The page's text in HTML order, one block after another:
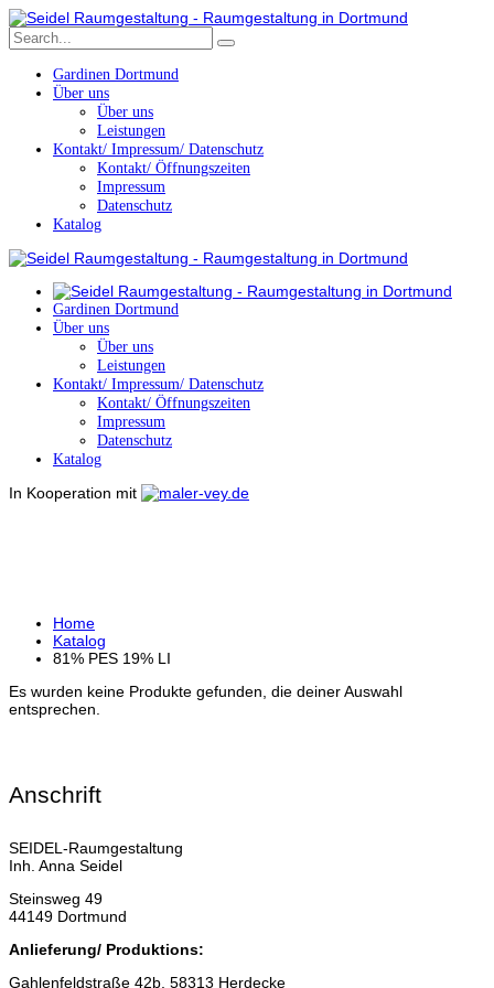
Gardinen Dortmund
Über uns
Über uns
Leistungen
Kontakt/ Impressum/ Datenschutz
Kontakt/ Öffnungszeiten
Impressum
Datenschutz
Katalog
Gardinen Dortmund
Über uns
Über uns
Leistungen
Kontakt/ Impressum/ Datenschutz
Kontakt/ Öffnungszeiten
Impressum
Datenschutz
Katalog
In Kooperation mit
Home
Katalog
81% PES 19% LI
Es wurden keine Produkte gefunden, die deiner Auswahl
entsprechen.
Anschrift
SEIDEL-Raumgestaltung
Inh. Anna Seidel
Steinsweg 49
44149 Dortmund
Anlieferung/ Produktions:
Gahlenfeldstraße 42b, 58313 Herdecke